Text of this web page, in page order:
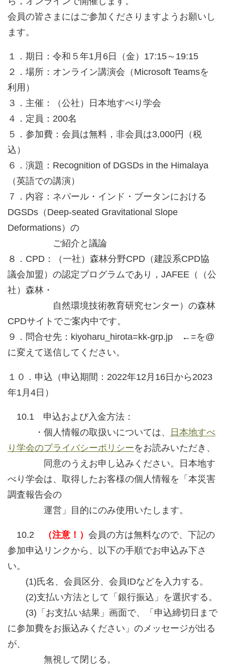
会員の皆さまにはご参加くださりますようお願いし
ます。
１．期日：令和５年1月6日（金）17:15～19:15
２．場所：オンライン講演会（Microsoft Teamsを
利用）
３．主催：（公社）日本地すべり学会
４．定員：200名
５．参加費：会員は無料，非会員は3,000円（税
込）
６．演題：Recognition of DGSDs in the Himalaya
（英語での講演）
７．内容：ネパール・インド・ブータンにおける
DGSDs（Deep-seated Gravitational Slope
Deformations）の
ご紹介と議論
８．CPD：（一社）森林分野CPD（建設系CPD協
議会加盟）の認定プログラムであり，JAFEE（（公
社）森林・
自然環境技術教育研究センター）の森林
CPDサイトでご案内中です。
９．問合せ先：kiyoharu_hirota=kk-grp.jp ←=を@
に変えて送信してください。
１０．申込（申込期間：2022年12月16日から2023
年1月4日）
10.1 申込および入金方法：
・個人情報の取扱いについては、
日本地すべ
り学会のプライバシーポリシーをお読みいただき、
同意のうえお申し込みください。日本地す
べり学会は、取得したお客様の個人情報を「本災害
調査報告会の
運営」目的にのみ使用いたします。
10.2 （注意！） 会員の方は無料なので、下記の
参加申込リンクから、以下の手順でお申込み下さ
い。
(1)氏名、会員区分、会員IDなどを入力する。
(2)支払い方法として「銀行振込」を選択する。
(3)「お支払い結果」画面で、「申込締切日まで
に参加費をお振込みください」のメッセージが出る
が、
無視して閉じる。